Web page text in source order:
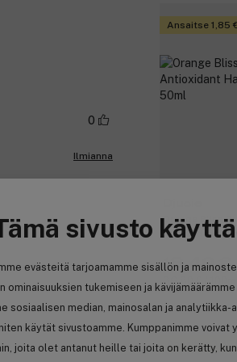
sivusto
evästeitä tarjoamamme sisällön ja
ominaisuuksien tukemiseen ja
sosiaalisen median, mainosalan ja
käytät sivustoamme. Kumppanimme voivat
joita olet antanut heille tai joita on kerätty,
Ansaitse 1,85
Orange Bliss
Antioxidant
18,40 €
36,80 € / 100ml
Ansaitse 3,85
0
Ilmianna